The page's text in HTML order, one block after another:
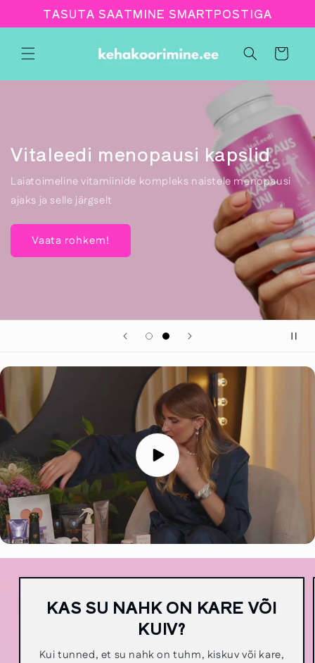
sisukord
vahele
TASUTA SAATMINE SMARTPOSTIGA
Ostukorv
Vitaleedi menopausi kapslid
Laiatoimeline vitamiinide kompleks naistele menopausi
ajaks ja selle järgselt
Vaata rohkem!
KAS SU NAHK ON KARE VÕI
KUIV?
Kui tunned, et su nahk on tuhm, kiskuv või kare,